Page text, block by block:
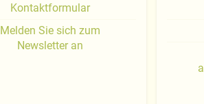
Kontaktformular
Melden Sie sich zum
Newsletter an